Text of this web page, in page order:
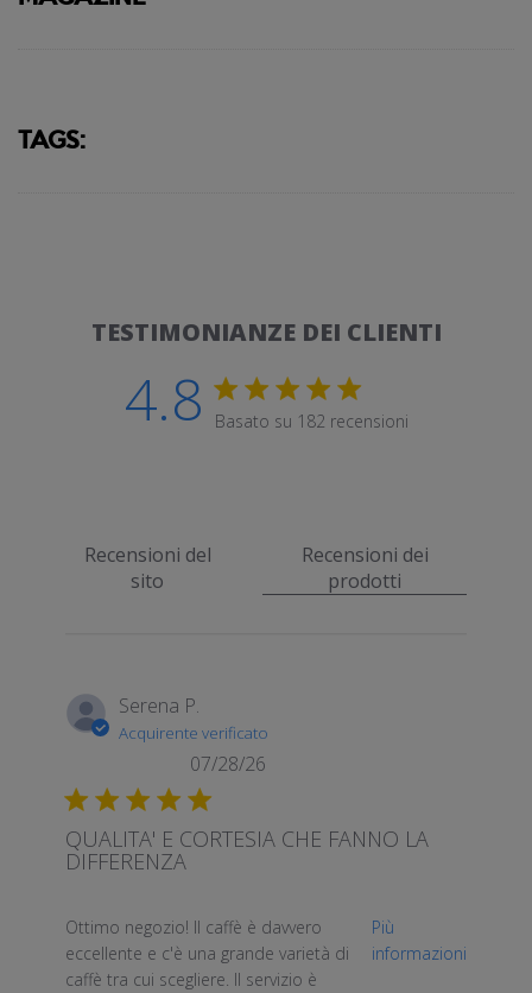
TAGS:
TESTIMONIANZE DEI CLIENTI
4.8 Valutazione di 4.8 stelle
Basato su 182 recensioni
Recensioni del
sito
Recensioni dei
prodotti
Serena P.
Acquirente verificato
QUALITA' E CORTESIA CHE FANNO LA
DIFFERENZA
Ottimo negozio! Il caffè è davvero
eccellente e c'è una grande varietà di
caffè tra cui scegliere. Il servizio è
Più
informazioni
read more about review content Ottimo negozio! Il
07/28/26